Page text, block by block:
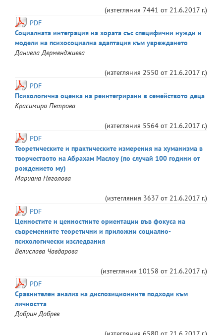
(изтегляния 7441 от 21.6.2017 г.)
PDF
Социалната интеграция на хората със специфични нужди и
модели на психосоциална адаптация към увреждането
Даниела Дерменджиева
(изтегляния 2550 от 21.6.2017 г.)
PDF
Психологична оценка на реинтегрирани в семейството деца
Красимира Петрова
(изтегляния 5564 от 21.6.2017 г.)
PDF
Теоретическите и практическите измерения на хуманизма в
творчеството на Абрахам Маслоу (по случай 100 години от
рождението му)
Мариана Няголова
(изтегляния 3637 от 21.6.2017 г.)
PDF
Ценностите и ценностните ориентации във фокуса на
съвременните теоретични и приложни социално-
психологически изследвания
Велислава Чавдарова
(изтегляния 10158 от 21.6.2017 г.)
PDF
Сравнителен анализ на диспозиционните подходи към
личността
Добрин Добрев